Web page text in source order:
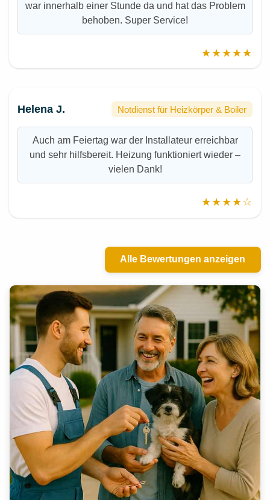
war innerhalb einer Stunde da und hat das Problem
behoben. Super Service!
★★★★★
Helena J. Notdienst für Heizkörper & Boiler
Auch am Feiertag war der Installateur erreichbar
und sehr hilfsbereit. Heizung funktioniert wieder –
vielen Dank!
★★★★☆
Alle Bewertungen anzeigen